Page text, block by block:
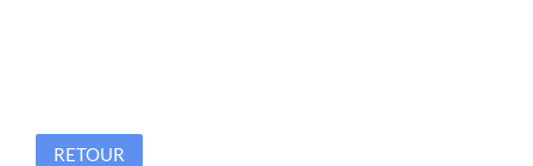
RETOUR